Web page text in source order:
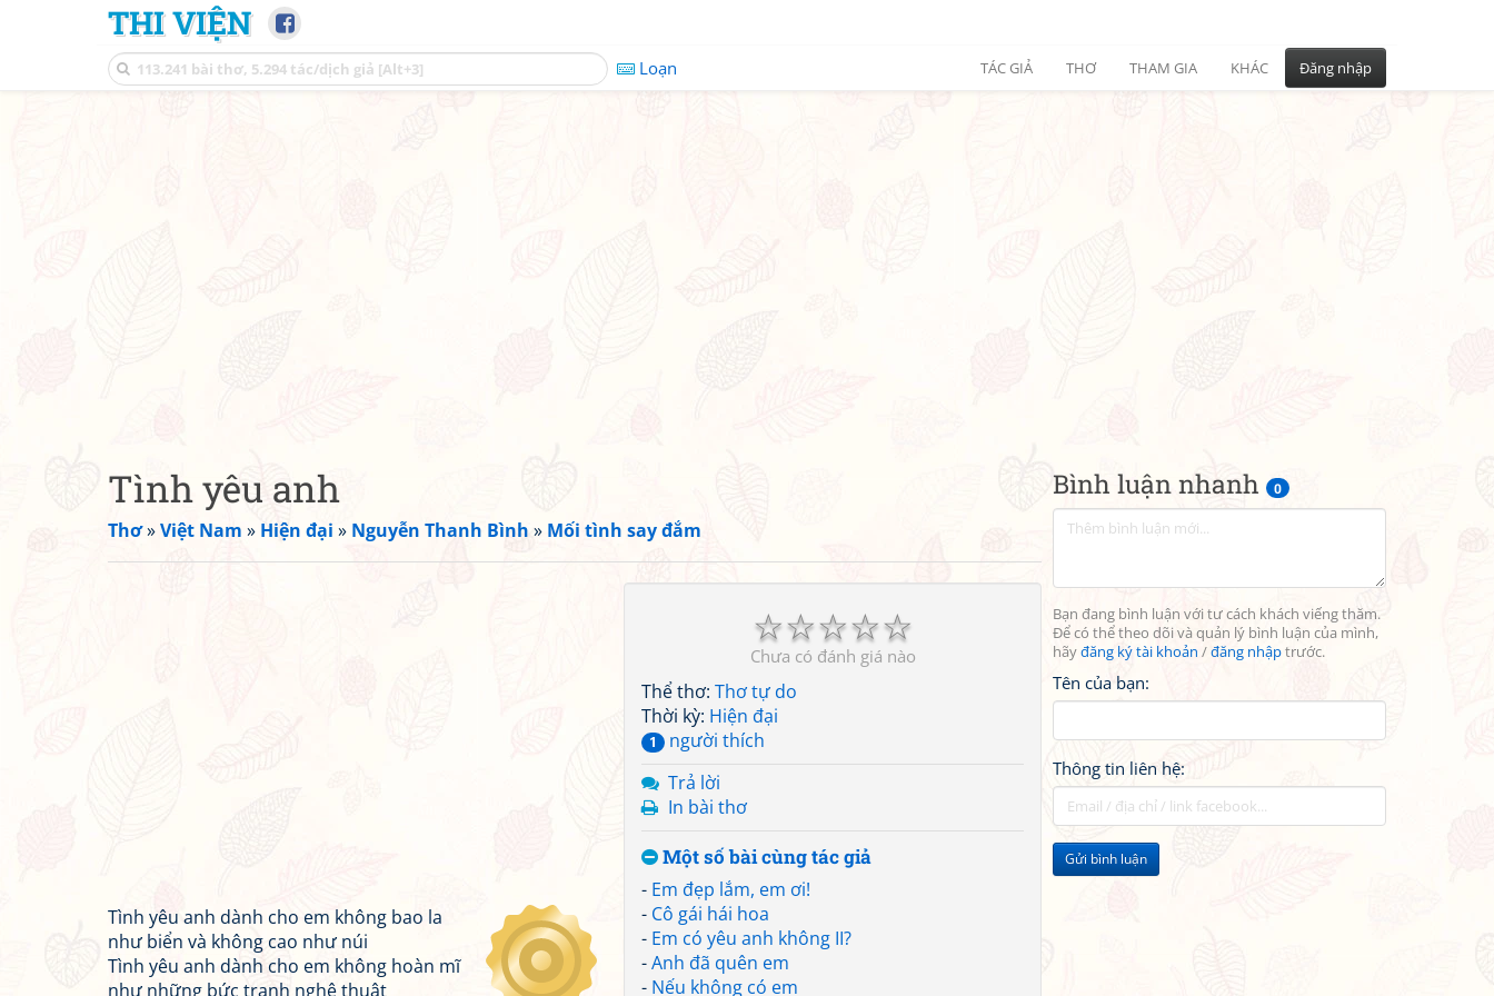
THI VIỆN
Loạn TÁC GIẢ THƠ THAM GIA KHÁC Đăng nhập
Bình luận nhanh 0
Bạn đang bình luận với tư cách khách viếng thăm.
Để có thể theo dõi và quản lý bình luận của mình,
hãyđăng ký tài khoản /đăng nhậptrước.
Tên của bạn:
Thông tin liên hệ:
Gửi bình luận
Tình yêu anh
Thơ»Việt Nam » Hiện đại » Nguyễn Thanh Bình » Mối tình say đắm
☆
☆
☆
☆
☆
Chưa có đánh giá nào
Thể thơ: Thơ tự do
Thời kỳ: Hiện đại
1
người thích
Trả lời
In bài thơ
Một số bài cùng tác giả
- Em đẹp lắm, em ơi!
- Cô gái hái hoa
- Em có yêu anh không II?
-Anh đã quên em
- Nếu không có em
Tình yêu anh dành cho em không bao la
như biển và không cao như núi
Tình yêu anh dành cho em không hoàn mĩ
như những bức tranh nghệ thuật